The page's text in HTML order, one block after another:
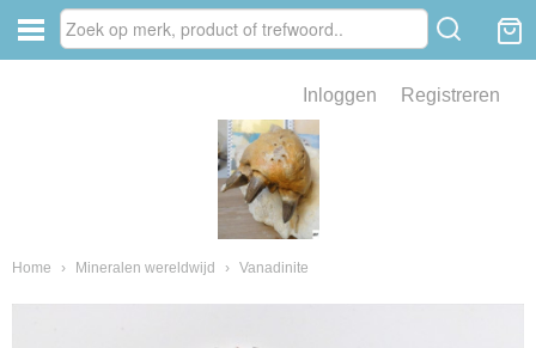
Inloggen Registreren
Home › Mineralen wereldwijd › Vanadinite
van fossielen en mineralen